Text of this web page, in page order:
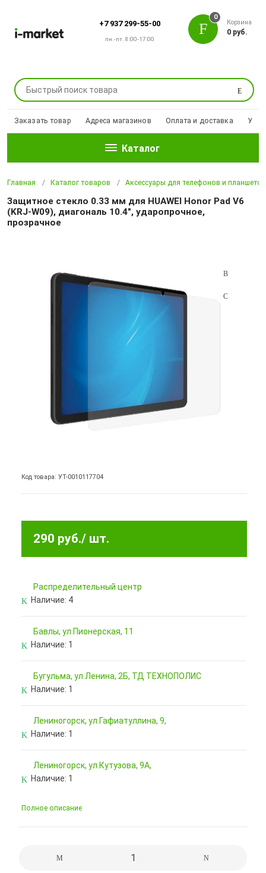
+7 937 299-55-00
пн.-пт. 8:00-17:00
Поиск
0
Корзина
0 руб.
Заказать товар Адреса магазинов Оплата и доставка
Каталог
Главная Каталог товаров Аксессуары для телефонов и планшетов
Защитное стекло 0.33 мм для HUAWEI Honor Pad V6
(KRJ-W09), диагональ 10.4", ударопрочное,
прозрачное
Код товара: УТ-0010117704
290 руб./ шт.
Pаспределительный центр
Наличие: 4
Бавлы, ул.Пионерская, 11
Наличие: 1
Бугульма, ул.Ленина, 2Б, ТД ТЕХНОПОЛИС
Наличие: 1
Лениногорск, ул.Гафиатуллина, 9,
Наличие: 1
Лениногорск, ул.Кутузова, 9А,
Наличие: 1
Полное описание